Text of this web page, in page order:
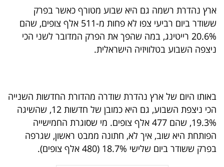
פעולה
דרושים
מייל
אדום
ארץ נהדרת רשמה גם היא שבוע מטורף כאשר בפרק
ששודר ביום רביעי צפו לא פחות מ-511 אלף צופים, שהם
20.6% רייטינג, במה שהפך את הפרק המדובר לשני הכי
ניצפה השבוע בטלוויזיה הישראלית.
באותו היום של ארץ נהדרת שודרה מהדורת החדשות השנייה
הכי ניצפת השבוע, גם היא כמובן של חדשות 12, שהשיגה
19.3%, שהם 477 אלף צופים. מי שסוגרת החמישייה
הפותחת היא שוב, איך לא, חתונה ממבט ראשון, שגרפה
בפרק ששודר ביום שלישי 18.7% (480 אלף צופים).